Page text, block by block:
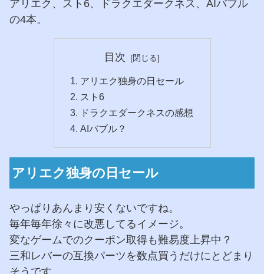
アリエク、スト6、ドラクエダークネス、AIバブル
の4本。
目次
アリエク独身の日セール
スト6
ドラクエダークネスの感想
AIバブル？
アリエク独身の日セール
やっぱりあんまり安くないですね。
毎年毎年徐々に改悪してるイメージ。
変なゲームでのクーポン取得も難易度上昇中？
三和レバーの互換パーツを数点買うだけにとどまり